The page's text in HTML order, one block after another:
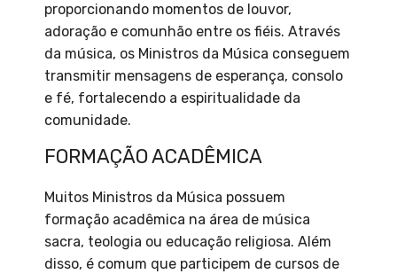
proporcionando momentos de louvor,
adoração e comunhão entre os fiéis. Através
da música, os Ministros da Música conseguem
transmitir mensagens de esperança, consolo
e fé, fortalecendo a espiritualidade da
comunidade.
FORMAÇÃO ACADÊMICA
Muitos Ministros da Música possuem
formação acadêmica na área de música
sacra, teologia ou educação religiosa. Além
disso, é comum que participem de cursos de